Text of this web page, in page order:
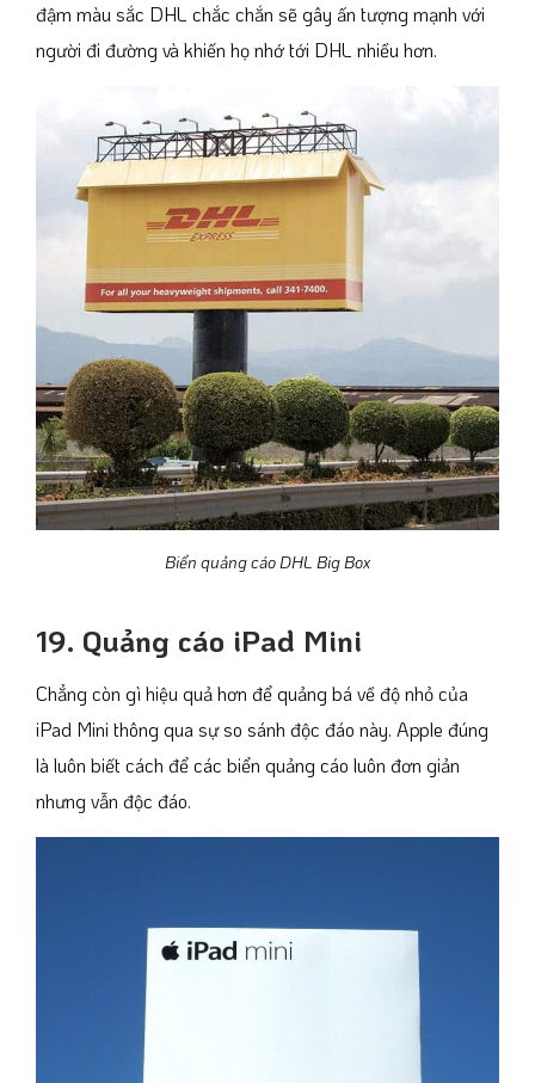
đậm màu sắc DHL chắc chắn sẽ gây ấn tượng mạnh với
người đi đường và khiến họ nhớ tới DHL nhiều hơn.
Biển quảng cáo DHL Big Box
19. Quảng cáo iPad Mini
Chẳng còn gì hiệu quả hơn để quảng bá về độ nhỏ của
iPad Mini thông qua sự so sánh độc đáo này. Apple đúng
là luôn biết cách để các biển quảng cáo luôn đơn giản
nhưng vẫn độc đáo.